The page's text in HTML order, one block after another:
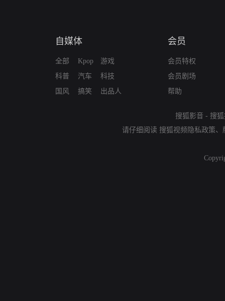
自媒体
全部
科普
国风
Kpop
汽车
搞笑
游戏
科技
出品人
会员
会员特权
会员剧场
帮助
搜狐影音 - 搜
请仔细阅读 搜狐视频隐私政策、